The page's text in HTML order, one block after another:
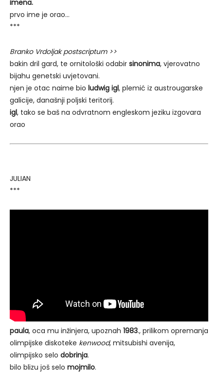
imena.
prvo ime je orao…
***
Branko Vrdoljak postscriptum >>
bakin dril gard, te ornitološki odabir sinonima, vjerovatno
bijahu genetski uvjetovani.
njen je otac naime bio ludwig igl, plemić iz austrougarske
galicije, današnji poljski teritorij.
igl, tako se baš na odvratnom engleskom jeziku izgovara
orao
JULIAN
***
paula, oca mu inžinjera, upoznah 1983., prilikom opremanja
olimpijske diskoteke kenwood, mitsubishi avenija,
olimpijsko selo dobrinja.
bilo blizu još selo mojmilo.